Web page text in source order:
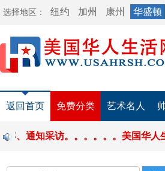
选择地区： 纽约 加州 康州 华盛顿
返回首页 免费分类 艺术名人
投稿、写博客、通知采访